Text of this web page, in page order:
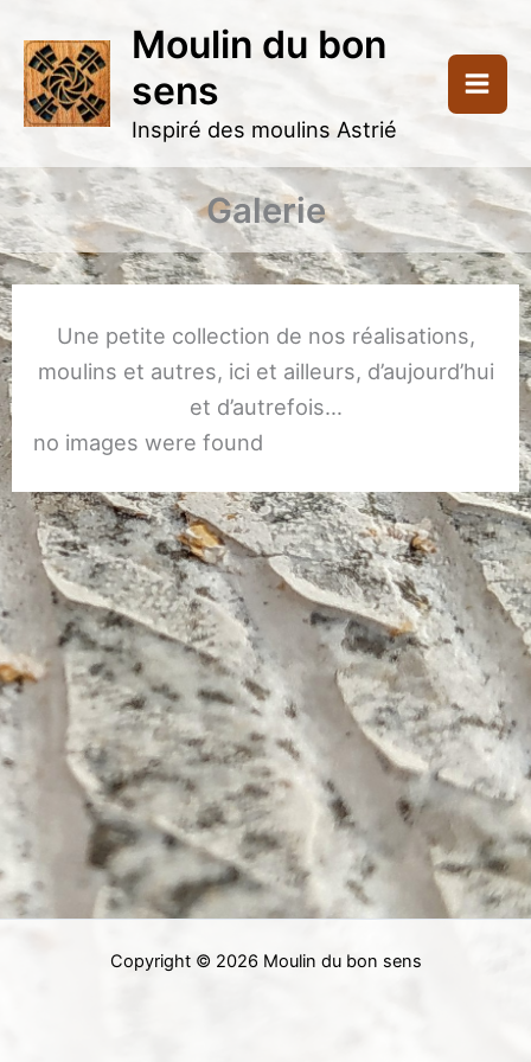
contenu
Moulin du bon
sens
Inspiré des moulins Astrié
Galerie
Une petite collection de nos réalisations,
moulins et autres, ici et ailleurs, d’aujourd’hui
et d’autrefois…
no images were found
Copyright © 2026 Moulin du bon sens